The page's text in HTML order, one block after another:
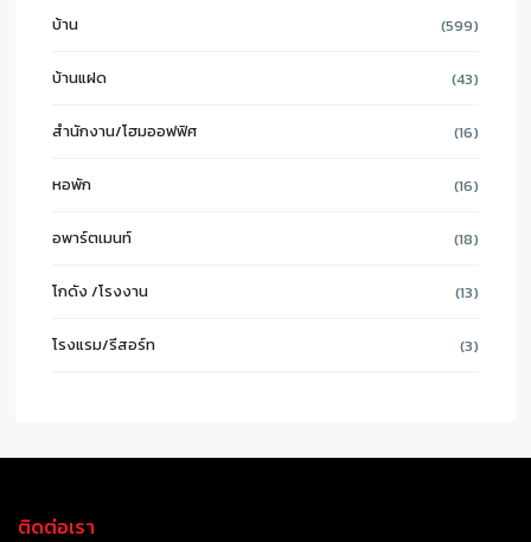
บ้าน (599)
บ้านแฝด (43)
สำนักงาน/โฮมออฟฟิศ (16)
หอพัก (16)
อพาร์ตเมนท์ (18)
โกดัง /โรงงาน (13)
โรงแรม/รีสอร์ท (3)
ติดต่อเรา